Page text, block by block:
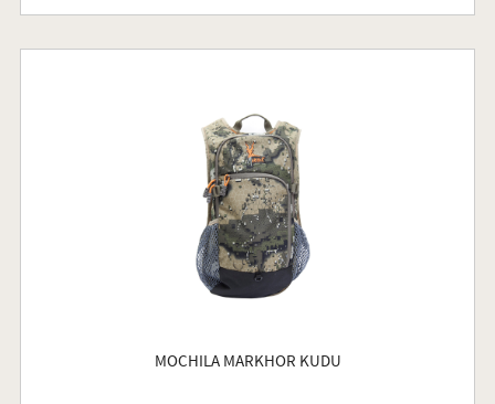
MOCHILA MARKHOR KUDU